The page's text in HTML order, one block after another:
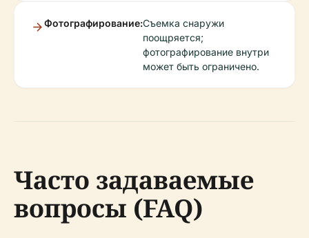
Фотографирование:Съемка снаружи
поощряется;
фотографирование внутри
может быть ограничено.
Часто задаваемые
вопросы (FAQ)